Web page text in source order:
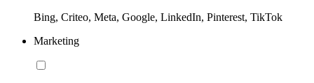
Bing, Criteo, Meta, Google, LinkedIn, Pinterest, TikTok
Marketing